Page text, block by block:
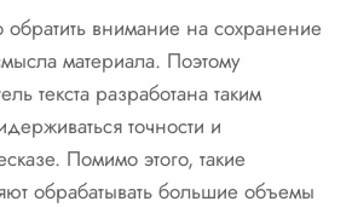
внимание на сохранение
материала. Поэтому
текста разработана таким
точности и
Помимо этого, такие
обрабатывать большие объемы